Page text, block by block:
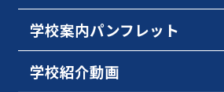
学校案内パンフレット
学校紹介動画